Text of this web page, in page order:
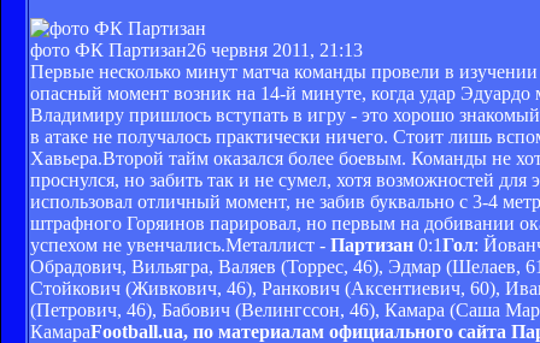
фото ФК Партизан26 червня 2011, 21:13
Первые несколько минут матча команды провели в
опасный момент возник на 14-й минуте, когда удар
Владимиру пришлось вступать в игру - это хорошо
в атаке не получалось практически ничего. Стоит лишь
Хавьера.Второй тайм оказался более боевым. Команды не
проснулся, но забить так и не сумел, хотя возможностей
использовал отличный момент, не забив буквально с 3-4
штрафного Горяинов парировал, но первым на добивании
успехом не увенчались.Металлист - Партизан 0:1Гол:
Обрадович, Вильягра, Валяев (Торрес, 46), Эдмар (Шелаев,
Стойкович (Живкович, 46), Ранкович (Аксентиевич, 60),
(Петрович, 46), Бабович (Велингссон, 46), Камара (Саша
КамараFootball.uа, по материалам официального сайта